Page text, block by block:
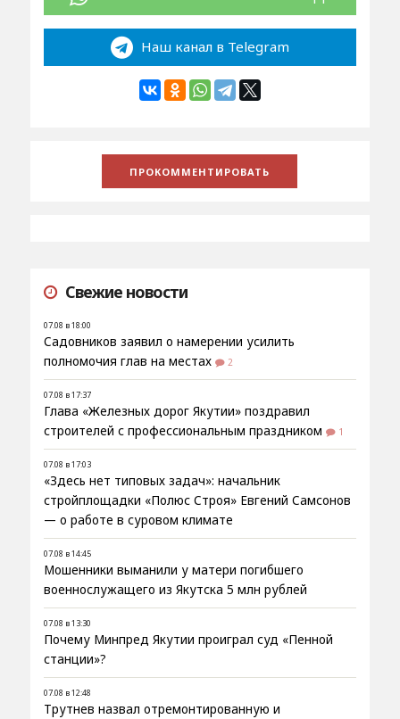
Наш канал в Telegram
Свежие новости
07.08 в 18:00
Садовников заявил о намерении усилить
полномочия глав на местах
2
07.08 в 17:37
Глава «Железных дорог Якутии» поздравил
строителей с профессиональным праздником
1
07.08 в 17:03
«Здесь нет типовых задач»: начальник
стройплощадки «Полюс Строя» Евгений Самсонов
— о работе в суровом климате
07.08 в 14:45
Мошенники выманили у матери погибшего
военнослужащего из Якутска 5 млн рублей
07.08 в 13:30
Почему Минпред Якутии проиграл суд «Пенной
станции»?
07.08 в 12:48
Трутнев назвал отремонтированную и